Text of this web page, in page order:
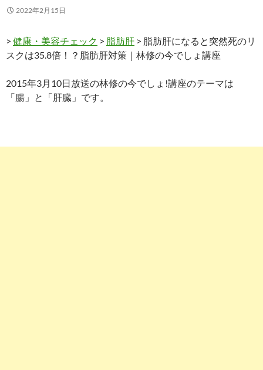
2022年2月15日
> 健康・美容チェック > 脂肪肝 > 脂肪肝になると突然死のリ
スクは35.8倍！？脂肪肝対策｜林修の今でしょ講座
2015年3月10日放送の林修の今でしょ!講座のテーマは
「腸」と「肝臓」です。